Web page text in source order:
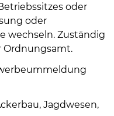
oder
oder
wechseln. Zuständig
Ordnungsamt.
Jagdwesen,